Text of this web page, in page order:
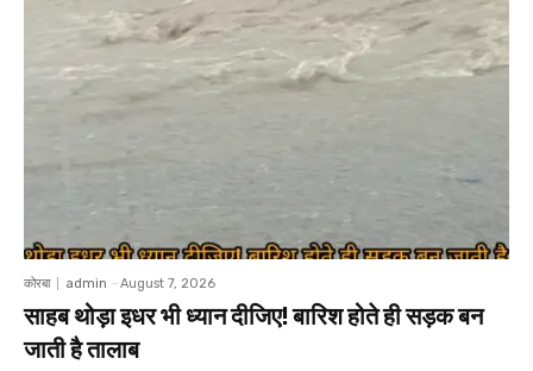
कोरबा admin - August 7, 2026
साहब थोड़ा इधर भी ध्यान दीजिए! बारिश होते ही सड़क बन
जाती है तालाब